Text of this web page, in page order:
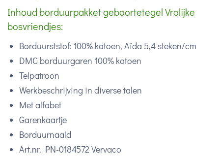
Inhoud borduurpakket geboortetegel Vrolijke
bosvriendjes:
Borduurststof: 100% katoen, Aïda 5,4 steken/cm
DMC borduurgaren 100% katoen
Telpatroon
Werkbeschrijving in diverse talen
Met alfabet
Garenkaartje
Borduurnaald
Art.nr. PN-0184572 Vervaco